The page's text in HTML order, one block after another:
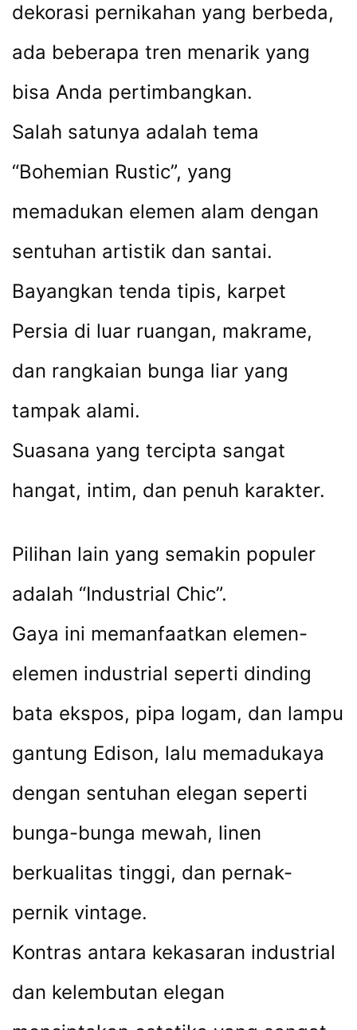
dekorasi pernikahan yang berbeda,
ada beberapa tren menarik yang
bisa Anda pertimbangkan.
Salah satunya adalah tema
“Bohemian Rustic”, yang
memadukan elemen alam dengan
sentuhan artistik dan santai.
Bayangkan tenda tipis, karpet
Persia di luar ruangan, makrame,
dan rangkaian bunga liar yang
tampak alami.
Suasana yang tercipta sangat
hangat, intim, dan penuh karakter.
Pilihan lain yang semakin populer
adalah “Industrial Chic”.
Gaya ini memanfaatkan elemen-
elemen industrial seperti dinding
bata ekspos, pipa logam, dan lampu
gantung Edison, lalu memadukaya
dengan sentuhan elegan seperti
bunga-bunga mewah, linen
berkualitas tinggi, dan pernak-
pernik vintage.
Kontras antara kekasaran industrial
dan kelembutan elegan